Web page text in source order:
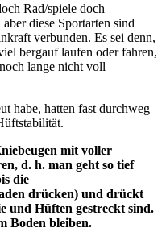
Rad/spiele doch
diese Sportarten sind
verbunden. Es sei denn,
bergauf laufen oder fahren,
lange nicht voll
habe, hatten fast durchweg
mit voller
d. h. man geht so tief
die
drücken) und drückt
und Hüften gestreckt sind.
Boden bleiben.